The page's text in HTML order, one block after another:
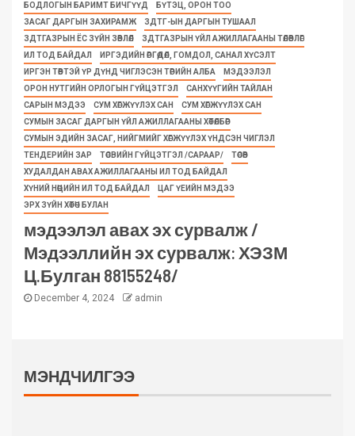
БОДЛОГЫН БАРИМТ БИЧГҮҮД
БҮТЭЦ, ОРОН ТОО
ЗАСАГ ДАРГЫН ЗАХИРАМЖ
ЗДТГ-ЫН ДАРГЫН ТУШААЛ
ЗДТГАЗРЫН ЁС ЗҮЙН ЗӨВЛӨЛ
ЗДТГАЗРЫН ҮЙЛ АЖИЛЛАГААНЫ ТӨЛӨВЛӨГӨӨ
ИЛ ТОД БАЙДАЛ
ИРГЭДИЙН ӨРГӨДӨЛ, ГОМДОЛ, САНАЛ ХҮСЭЛТ
ИРГЭН ТӨВТЭЙ ҮР ДҮНД ЧИГЛЭСЭН ТӨРИЙН АЛБА
МЭДЭЭЛЭЛ
ОРОН НУТГИЙН ОРЛОГЫН ГҮЙЦЭТГЭЛ
САНХҮҮГИЙН ТАЙЛАН
САРЫН МЭДЭЭ
СУМ ХӨГЖҮҮЛЭХ САН
СУМ ХӨГЖҮҮЛЭХ САН
СУМЫН ЗАСАГ ДАРГЫН ҮЙЛ АЖИЛЛАГААНЫ ХӨТӨЛБӨР
СУМЫН ЭДИЙН ЗАСАГ, НИЙГМИЙГ ХӨГЖҮҮЛЭХ ҮНДСЭН ЧИГЛЭЛ
ТЕНДЕРИЙН ЗАР
ТӨСВИЙН ГҮЙЦЭТГЭЛ /САРААР/
ТӨСӨВ
ХУДАЛДАН АВАХ АЖИЛЛАГААНЫ ИЛ ТОД БАЙДАЛ
ХҮНИЙ НӨӨЦИЙН ИЛ ТОД БАЙДАЛ
ЦАГ ҮЕИЙН МЭДЭЭ
ЭРХ ЗҮЙН ХӨТӨЧ БУЛАН
мэдээлэл авах эх сурвалж /
Мэдээллийн эх сурвалж: ХЭЗМ
Ц.Булган 88155248/
December 4, 2024 admin
МЭНДЧИЛГЭЭ